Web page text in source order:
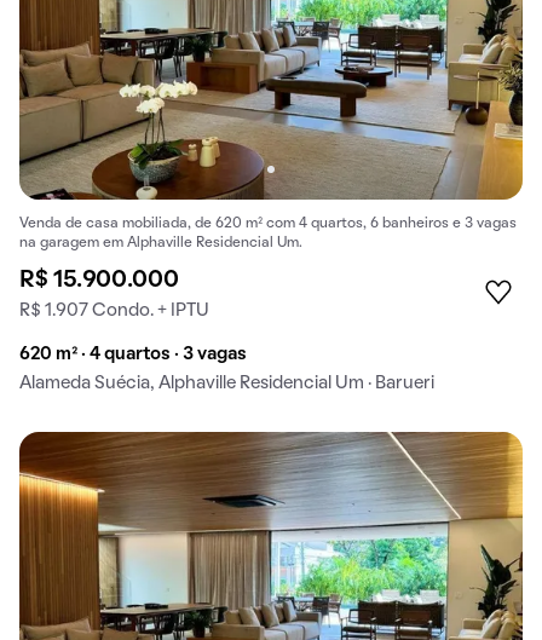
Venda de casa mobiliada, de 620 m² com 4 quartos, 6 banheiros e 3 vagas
na garagem em Alphaville Residencial Um.
R$ 15.900.000
R$ 1.907 Condo. + IPTU
620 m² · 4 quartos · 3 vagas
Alameda Suécia, Alphaville Residencial Um · Barueri